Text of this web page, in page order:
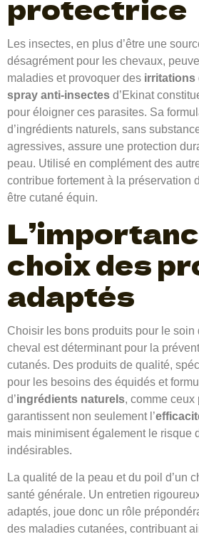
protectrice
Les insectes, en plus d’être une
désagrément pour les chevaux,
maladies et provoquer des irritations
spray anti-insectes d’Ekinat
pour éloigner ces parasites. Sa
d’ingrédients naturels, sans
agressives, assure une protection
peau. Utilisé en complément des
contribue fortement à la préservation
être cutané équin.
choix des
adaptés
Choisir les bons produits pour le soin
cheval est déterminant pour la
cutanés. Des produits de qualité,
pour les besoins des équidés et
d’ingrédients naturels, comme ceux
garantissent non seulement l’
mais minimisent également le risque
indésirables.
La qualité de la peau et du poil d’un
santé générale. Un entretien
adaptés, joue donc un rôle
des maladies cutanées, contribuant